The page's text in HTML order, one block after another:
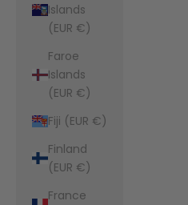
Islands
(EUR €)
Faroe
Islands
(EUR €)
Fiji (EUR €)
Finland
(EUR €)
France